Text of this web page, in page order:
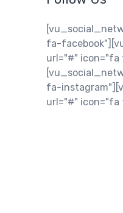
fa-
url="#"
fa-
url="#"